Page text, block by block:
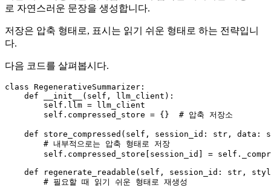
로 자연스러운 문장을 생성합니다.
저장은 압축 형태로, 표시는 읽기 쉬운 형태로 하는 전략입니
다.
다음 코드를 살펴봅시다.
class RegenerativeSummarizer :
def
__init__ ( self, llm_client ):
self .llm = llm_client
self .compressed_store = {} # 압축 저장소
def store_compressed ( self, session_id: str , data:
# 내부적으로는 압축 형태로 저장
self .compressed_store[session_id] = self
def
regenerate_readable ( self, session_id: str ,
# 필요할 때 읽기 쉬운 형태로 재생성